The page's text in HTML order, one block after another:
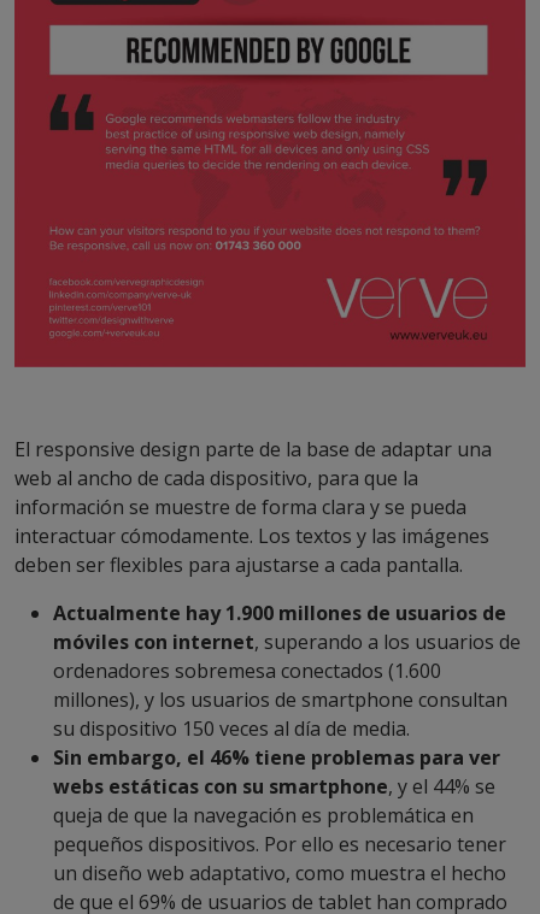
El responsive design parte de la base de adaptar una
web al ancho de cada dispositivo, para que la
información se muestre de forma clara y se pueda
interactuar cómodamente. Los textos y las imágenes
deben ser flexibles para ajustarse a cada pantalla.
Actualmente hay 1.900 millones de usuarios de
móviles con internet, superando a los usuarios de
ordenadores sobremesa conectados (1.600
millones), y los usuarios de smartphone consultan
su dispositivo 150 veces al día de media.
Sin embargo, el 46% tiene problemas para ver
webs estáticas con su smartphone, y el 44% se
queja de que la navegación es problemática en
pequeños dispositivos. Por ello es necesario tener
un diseño web adaptativo, como muestra el hecho
de que el 69% de usuarios de tablet han comprado